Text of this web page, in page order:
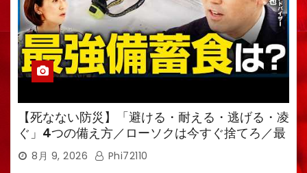
【死なない防災】「避ける・耐える・逃げる・凌
ぐ」4つの備え方／ローソクは今すぐ捨てろ／最
強備蓄食は「羊羹」／トイレ備蓄がなければ食料
も無意味
8月 9, 2026 Phi72110